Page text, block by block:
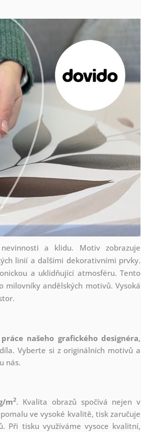
a klidu. Motiv zobrazuje
linií a dalšími dekorativními prvky.
a uklidňující atmosféru. Tento
andělských motivů. Vysoká
našeho grafického designéra,
Vyberte si z originálních motivů a
nás.
m2. Kvalita obrazů spočívá nejen v
ve vysoké kvalitě, tisk zaručuje
Při tisku využíváme vysoce kvalitní,